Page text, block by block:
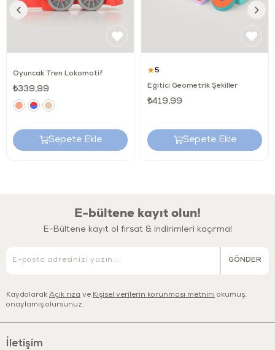
El-göz koordinasyonunu destekler.
öğretmeye ve onlarla eğlenmeye bayılacaksınız.
çocuklarınızın eğlenerek oyunla öğrenmesini
desteklemiş olacaksınız.
Oyuncak Tren Lokomotif
₺339,99
Sepete Ekle
★5
Eğitici Geometrik Şekiller
₺419,99
Sepete Ekle
E-bültene kayıt olun!
E-Bültene kayıt ol fırsat & indirimleri kaçırma!
GÖNDER
Kaydolarak Açık rıza ve Kişisel verilerin korunması metnini okumuş,
onaylamış olursunuz.
İletişim